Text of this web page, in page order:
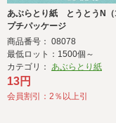
あぶらとり紙 とうとうN（
プチパッケージ
商品番号： 08078
最低ロット：1500個～
カテゴリ： あぶらとり紙
13円
会員割引：2％以上引